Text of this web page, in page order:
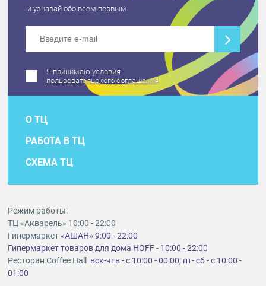
и узнавай обо всем первым
Я принимаю условия
пользовательского соглашения
О ТЦ
РАБОТА В ТЦ
СХЕМА ТЦ
Режим работы:
ТЦ «Акварель» 10:00 - 22:00
Гипермаркет«АШАН» 9:00 - 22:00
Гипермаркет товаров для дома HOFF - 10:00 - 22:00
Ресторан Coffee Hall вск-чтв - с 10:00 - 00:00; пт- сб - с 10:00 -
01:00